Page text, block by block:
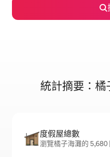
統計摘要：橘
度假屋總數
瀏覽橘子海灘的 5,680